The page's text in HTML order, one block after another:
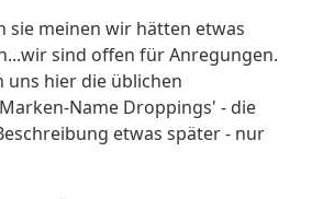
sie meinen wir hätten etwas
sind offen für Anregungen.
uns hier die üblichen
Name Droppings' - die
etwas später - nur